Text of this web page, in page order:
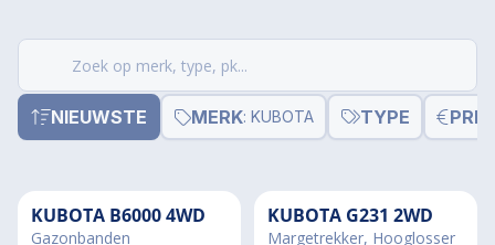
producten
NIEUWSTE MERK: KUBOTA TYPE
KUBOTA B6000 4WD
Gazonbanden
KUBOTA G231 2WD
Margetrekker, Hooglosser